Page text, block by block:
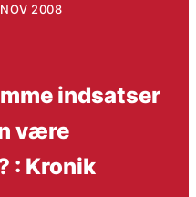
2008
indsatser
være
: Kronik